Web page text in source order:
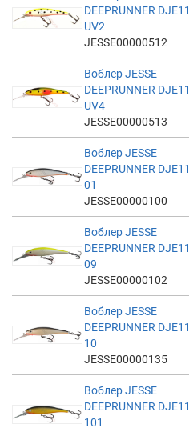
DEEPRUNNER DJE11
UV2
JESSE00000512
Воблер JESSE
DEEPRUNNER DJE11
UV4
JESSE00000513
Воблер JESSE
DEEPRUNNER DJE11
01
JESSE00000100
Воблер JESSE
DEEPRUNNER DJE11
09
JESSE00000102
Воблер JESSE
DEEPRUNNER DJE11
10
JESSE00000135
Воблер JESSE
DEEPRUNNER DJE11
101